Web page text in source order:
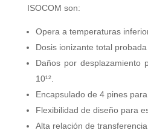
ISOCOM son:
Opera a temperaturas
Dosis ionizante total
Daños por desplazamiento
10¹².
Encapsulado de 4 pines
Flexibilidad de diseño para
Alta relación de